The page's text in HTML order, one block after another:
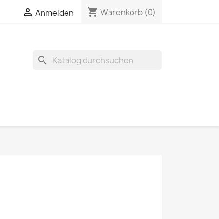
 Anmelden shopping_cart Warenkorb (0)
search